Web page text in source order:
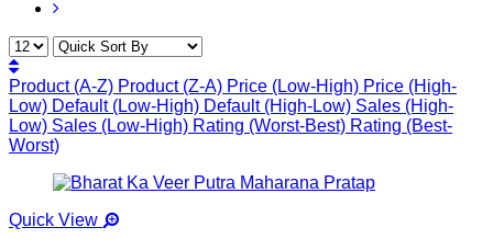
Product (A-Z) Product (Z-A) Price (Low-High) Price (High-
Low) Default (Low-High) Default (High-Low) Sales (High-
Low) Sales (Low-High) Rating (Worst-Best) Rating (Best-
Worst)
Quick View